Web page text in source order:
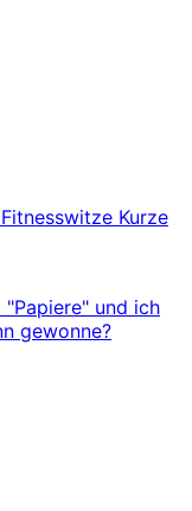
Fitnesswitze Kurze
und ich
gewonne?